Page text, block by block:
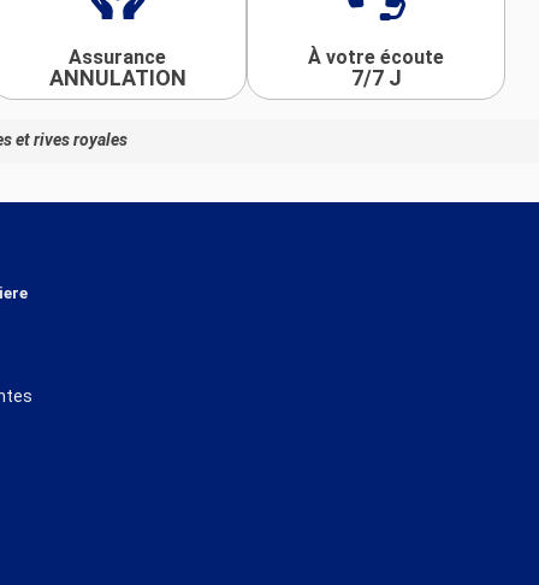
Assurance
ANNULATION
À votre écoute
7/7 J
et rives royales